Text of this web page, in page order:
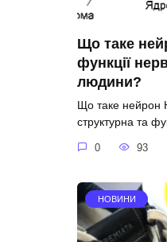
Що таке
функції
людини?
Що таке нейрон
структурна та
0 93
НОВИНИ